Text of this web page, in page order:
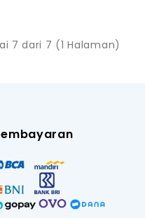
7 dari 7 (1 Halaman)